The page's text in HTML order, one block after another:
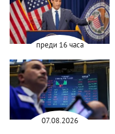
преди 16 часа
07.08.2026